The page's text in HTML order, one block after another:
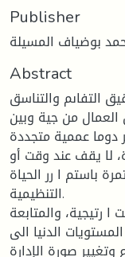
Publisher
بوضياف المسيلة
Abstract
التفاىم والتناسق
العمال من جية وبين
دوما عممية متجددة
لا يقف عند وقت أو
باستم ا رر الحياة
التنظيمية.
رتيجية، والمتابعة
الدنيا الى
صورة الإدارة